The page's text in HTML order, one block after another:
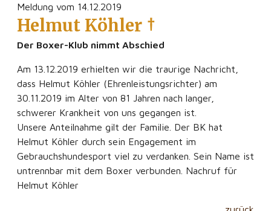
Meldung vom 14.12.2019
Helmut Köhler †
Der Boxer-Klub nimmt Abschied
Am 13.12.2019 erhielten wir die traurige Nachricht,
dass Helmut Köhler (Ehrenleistungsrichter) am
30.11.2019 im Alter von 81 Jahren nach langer,
schwerer Krankheit von uns gegangen ist.
Unsere Anteilnahme gilt der Familie. Der BK hat
Helmut Köhler durch sein Engagement im
Gebrauchshundesport viel zu verdanken. Sein Name ist
untrennbar mit dem Boxer verbunden. Nachruf für
Helmut Köhler